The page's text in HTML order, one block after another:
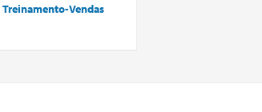
Treinamento-Vendas